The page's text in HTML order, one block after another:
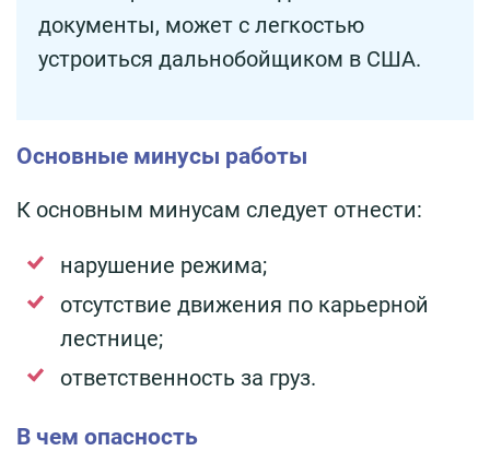
документы, может с легкостью
устроиться дальнобойщиком в США.
Основные минусы работы
К основным минусам следует отнести:
нарушение режима;
отсутствие движения по карьерной
лестнице;
ответственность за груз.
В чем опасность